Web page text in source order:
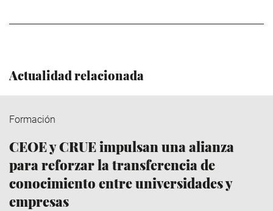
Actualidad relacionada
Formación
CEOE y CRUE impulsan una alianza
para reforzar la transferencia de
conocimiento entre universidades y
empresas